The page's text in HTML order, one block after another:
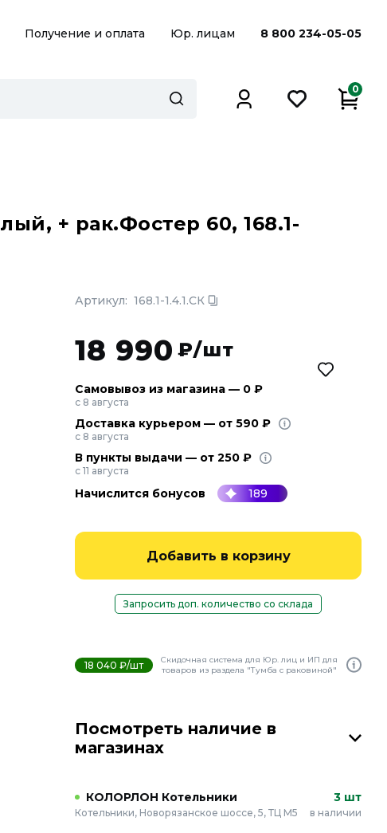
Получение и оплата Юр. лицам 8 800 234-05-05
0
+ рак.Фостер 60, 168.1-
Артикул: 168.1-1.4.1.СК
18 990 ₽/шт
Самовывоз из магазина — 0 ₽
с 8 августа
Доставка курьером — от 590 ₽
с 8 августа
В пункты выдачи — от 250 ₽
с 11 августа
Начислится бонусов 189
Добавить в корзину
Запросить доп. количество со склада
18 040 ₽/шт
Скидочная система для Юр. лиц и ИП для
товаров из раздела "Тумба с раковиной"
Посмотреть наличие в
магазинах
КОЛОРЛОН Котельники
Котельники, Новорязанское шоссе, 5, ТЦ М5
3 шт
в наличии